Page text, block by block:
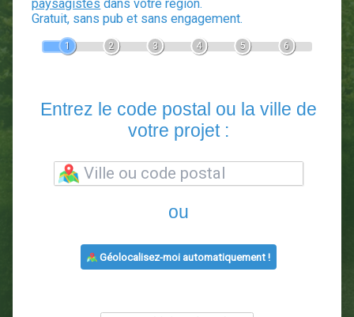
Devis Paysagiste
En 5 minutes, demandez3 devis comparatifs
2 3
Entrez le code postal ou la